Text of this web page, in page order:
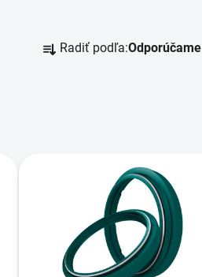
a Radiť podľa:Odporúčame